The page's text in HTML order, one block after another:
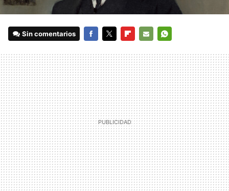
Sin comentarios
MAIL